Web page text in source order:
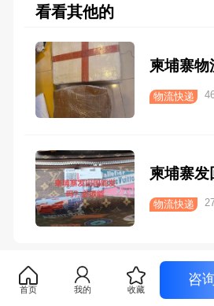
看看其他的
柬埔寨物
物流快递
柬埔寨发
物流快递
首页 我的 收藏
咨